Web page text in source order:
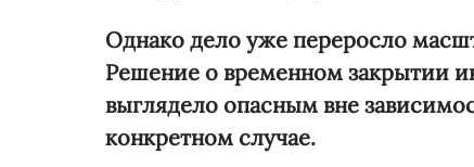
Однако дело уже переросло
Решение о временном закрытии
выглядело опасным вне
конкретном случае.